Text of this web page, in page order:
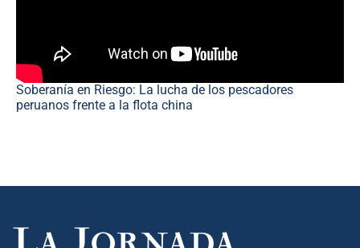
Soberanía en Riesgo: La lucha de los pescadores
peruanos frente a la flota china